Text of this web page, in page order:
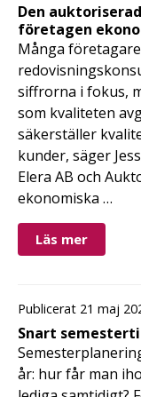
Den
företagen
Många
siffrorna i fokus,
som kvaliteten
säkerställer
kunder, säger
Elera AB och
ekonomiska …
Läs mer
Publicerat 21 maj
Snart
år: hur får man